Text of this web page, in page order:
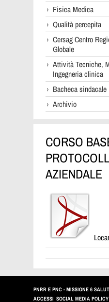
Fisica Medica
Qualità percepita
Cersag Centro
Globale
Attività Tecniche,
Ingegneria clinica
Bacheca sindacale
Archivio
CORSO
AZIENDALE
PNRR E PNC - MISSIONE 6
ACCESSI SOCIAL MEDIA POLICY